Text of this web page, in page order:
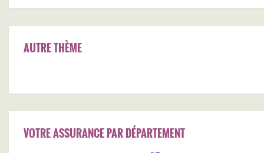
AUTRE THÈME
VOTRE ASSURANCE PAR DÉPARTEMENT